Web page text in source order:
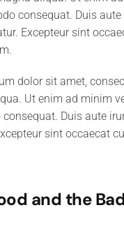
consequat. Duis
Excepteur sint
dolor sit amet,
Ut enim ad minim
Duis aute
sint occaecat
and the